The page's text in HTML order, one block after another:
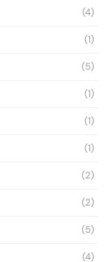
(4)
(1)
(5)
(1)
(1)
(1)
(2)
(2)
(5)
(4)